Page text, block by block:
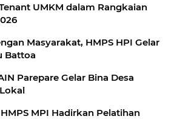
UMKM dalam Rangkaian
Masyarakat, HMPS HPI Gelar
Battoa
Parepare Gelar Bina Desa
MPI Hadirkan Pelatihan